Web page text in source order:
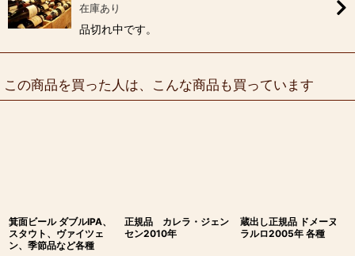
在庫あり
品切れ中です。
この商品を買った人は、こんな商品も買っています
箕面ビール ダブルIPA、
スタウト、ヴァイツェ
ン、季節品など各種
正規品 カレラ・ジェン
セン2010年
蔵出し正規品 ドメーヌ
ラルロ2005年 各種